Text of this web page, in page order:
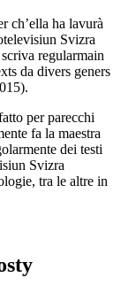
ch’ella ha lavurà
Svizra
regularmain
da divers geners
per parecchi
fa la maestra
dei testi
Svizra
tra le altre in